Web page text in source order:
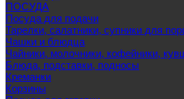
ПОСУДА
Посуда для подачи
Тарелки, салатники, супники для
Чашки и блюдца
Чайники, молочники, кофейники,
Блюда, подставки, подносы
Креманки
Корзины